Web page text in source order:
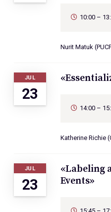
10:00 –
Nurit Matuk
JUL
23
14:00 –
Katherine Richie
JUL
23
«Labeling
Events»